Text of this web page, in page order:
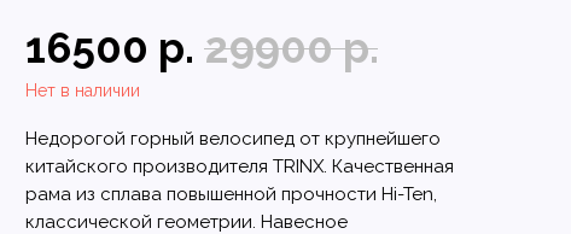
16500 р. 29900р.
Нет в наличии
Недорогой горный велосипед от крупнейшего
китайского производителя TRINX. Качественная
рама из сплава повышенной прочности Hi-Ten,
классической геометрии. Навесное